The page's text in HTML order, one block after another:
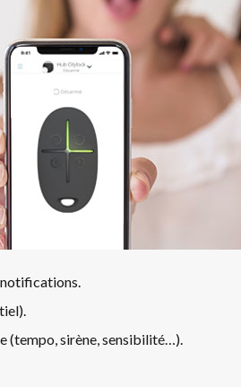
(tempo, sirène, sensibilité…).